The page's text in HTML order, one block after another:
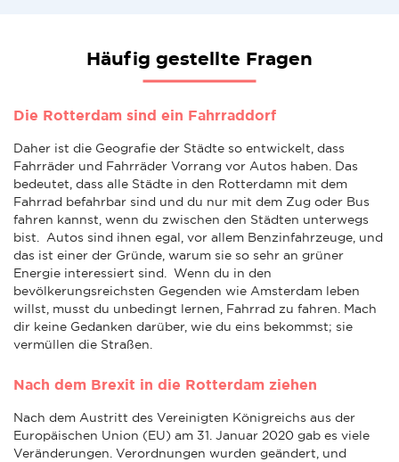
Häufig gestellte Fragen
Die Rotterdam sind ein Fahrraddorf
Daher ist die Geografie der Städte so entwickelt, dass
Fahrräder und Fahrräder Vorrang vor Autos haben. Das
bedeutet, dass alle Städte in den Rotterdamn mit dem
Fahrrad befahrbar sind und du nur mit dem Zug oder Bus
fahren kannst, wenn du zwischen den Städten unterwegs
bist. Autos sind ihnen egal, vor allem Benzinfahrzeuge, und
das ist einer der Gründe, warum sie so sehr an grüner
Energie interessiert sind. Wenn du in den
bevölkerungsreichsten Gegenden wie Amsterdam leben
willst, musst du unbedingt lernen, Fahrrad zu fahren. Mach
dir keine Gedanken darüber, wie du eins bekommst; sie
vermüllen die Straßen.
Nach dem Brexit in die Rotterdam ziehen
Nach dem Austritt des Vereinigten Königreichs aus der
Europäischen Union (EU) am 31. Januar 2020 gab es viele
Veränderungen. Verordnungen wurden geändert, und